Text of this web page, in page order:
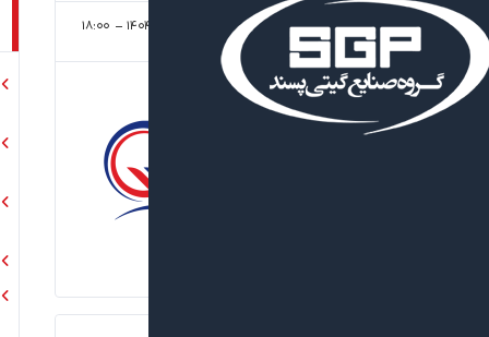
سالن ورزشی فجر ۱۴۰۴/۰۶/۲۴ ۱۸:۰۰
(هفته نهم)